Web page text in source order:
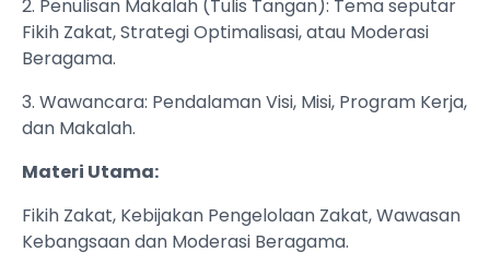
2. Penulisan Makalah (Tulis Tangan): Tema seputar
Fikih Zakat, Strategi Optimalisasi, atau Moderasi
Beragama.
3. Wawancara: Pendalaman Visi, Misi, Program Kerja,
dan Makalah.
Materi Utama:
Fikih Zakat, Kebijakan Pengelolaan Zakat, Wawasan
Kebangsaan dan Moderasi Beragama.